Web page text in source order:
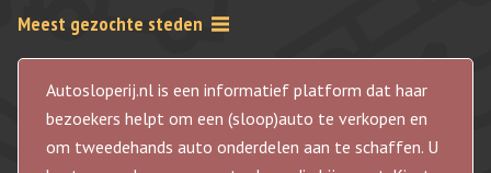
Meest gezochte steden
Autosloperij.nl is een informatief platform dat haar
bezoekers helpt om een (sloop)auto te verkopen en
om tweedehands auto onderdelen aan te schaffen. U